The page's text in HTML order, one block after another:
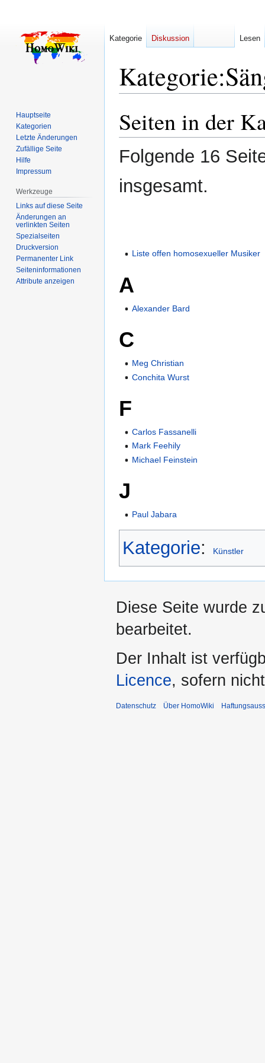
Kategorie:
Navigation
springen
Suche
springen
Seiten in der
Folgende 16
insgesamt.
Liste offen homosexueller Musiker
A
Alexander Bard
C
Meg Christian
Conchita Wurst
F
Carlos Fassanelli
Mark Feehily
Michael Feinstein
J
Paul Jabara
Kategorie: Künstler
Kategorie Diskussion Lesen
Hauptseite
Kategorien
Letzte Änderungen
Zufällige Seite
Hilfe
Impressum
Werkzeuge
Links auf diese Seite
Änderungen an
verlinkten Seiten
Spezialseiten
Druckversion
Permanenter Link
Seiten­­informationen
Attribute anzeigen
Diese Seite wurde
bearbeitet.
Der Inhalt ist
Licence, sofern
Datenschutz Über HomoWiki